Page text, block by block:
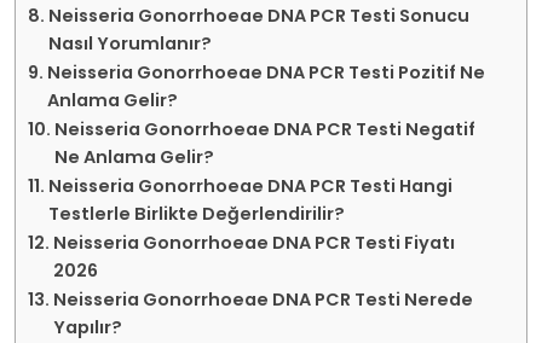
Neisseria Gonorrhoeae DNA PCR Testi Sonucu
Nasıl Yorumlanır?
Neisseria Gonorrhoeae DNA PCR Testi Pozitif Ne
Anlama Gelir?
Neisseria Gonorrhoeae DNA PCR Testi Negatif
Ne Anlama Gelir?
Neisseria Gonorrhoeae DNA PCR Testi Hangi
Testlerle Birlikte Değerlendirilir?
Neisseria Gonorrhoeae DNA PCR Testi Fiyatı
2026
Neisseria Gonorrhoeae DNA PCR Testi Nerede
Yapılır?